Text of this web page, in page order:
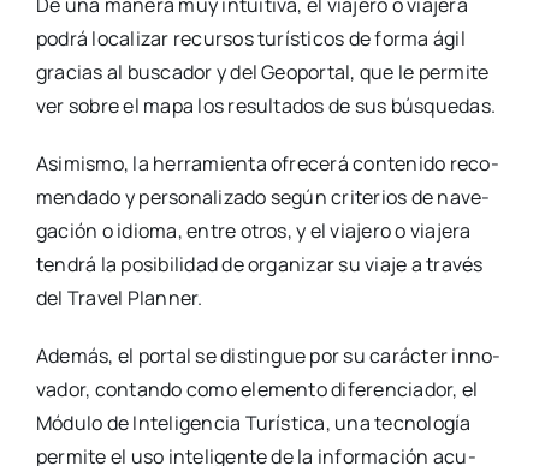
podrá loca­li­zar recur­sos turís­ti­cos de for­ma ágil
gra­cias al bus­ca­dor y del Geo­por­tal, que le per­mi­te
ver sobre el mapa los resul­ta­dos de sus bús­que­das.
Asi­mis­mo, la herra­mien­ta ofre­ce­rá con­te­ni­do reco­
men­da­do y per­so­na­li­za­do según cri­te­rios de nave­
ga­ción o idio­ma, entre otros, y el via­je­ro o via­je­ra
ten­drá la posi­bi­li­dad de orga­ni­zar su via­je a tra­vés
del Tra­vel Plan­ner.
Ade­más, el por­tal se dis­tin­gue por su carác­ter inno­
va­dor, con­tan­do como ele­men­to dife­ren­cia­dor, el
Módu­lo de Inte­li­gen­cia Turís­ti­ca, una tec­no­lo­gía
per­mi­te el uso inte­li­gen­te de la infor­ma­ción acu­